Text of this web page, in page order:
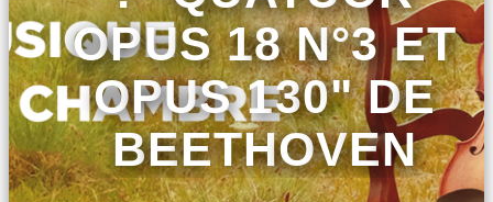
OPUS 18 N°3 ET
OPUS 130" DE
BEETHOVEN